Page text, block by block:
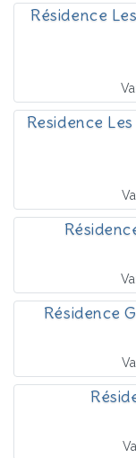
Résidence
Residence
Résidence